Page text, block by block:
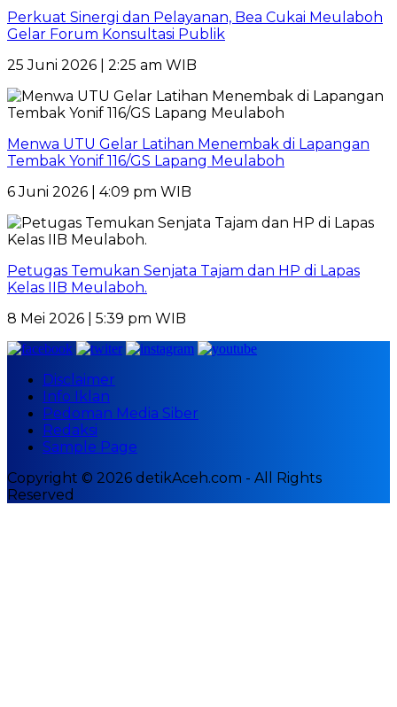
Perkuat Sinergi dan Pelayanan, Bea Cukai Meulaboh
Gelar Forum Konsultasi Publik
25 Juni 2026 | 2:25 am WIB
Menwa UTU Gelar Latihan Menembak di Lapangan
Tembak Yonif 116/GS Lapang Meulaboh
6 Juni 2026 | 4:09 pm WIB
Petugas Temukan Senjata Tajam dan HP di Lapas
Kelas IIB Meulaboh.
8 Mei 2026 | 5:39 pm WIB
Disclaimer
Info Iklan
Pedoman Media Siber
Redaksi
Sample Page
Copyright © 2026 detikAceh.com - All Rights
Reserved